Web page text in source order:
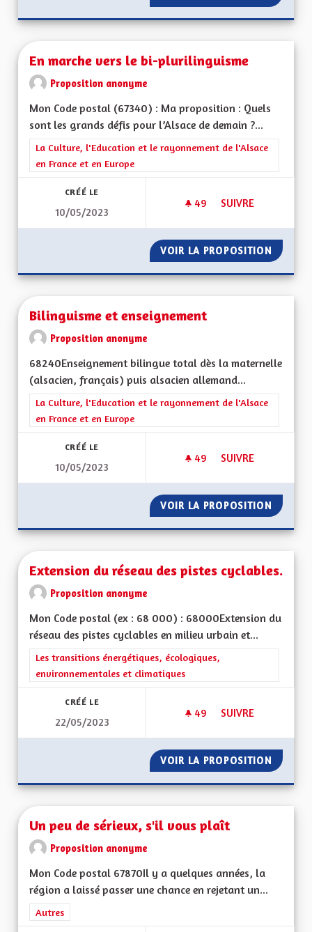
En marche vers le bi-plurilinguisme
Proposition anonyme
Mon Code postal (67340) : Ma proposition : Quels
sont les grands défis pour l’Alsace de demain ?...
Filtrer les résultats de la catégorie : La Culture, l'Education et
La Culture, l'Education et le rayonnement de l'Alsace
en France et en Europe
CRÉÉ LE
10/05/2023
49 49 ABONNÉS
SUIVRE
VOIR LA PROPOSITION EN
Bilinguisme et enseignement
Proposition anonyme
68240Enseignement bilingue total dès la maternelle
(alsacien, français) puis alsacien allemand...
Filtrer les résultats de la catégorie : La Culture, l'Education et
La Culture, l'Education et le rayonnement de l'Alsace
en France et en Europe
CRÉÉ LE
10/05/2023
49 49 ABONNÉS
SUIVRE
VOIR LA PROPOSITION
Extension du réseau des pistes cyclables.
Proposition anonyme
Mon Code postal (ex : 68 000) : 68000Extension du
réseau des pistes cyclables en milieu urbain et...
Filtrer les résultats de la catégorie : Les transitions
Les transitions énergétiques, écologiques,
environnementales et climatiques
CRÉÉ LE
22/05/2023
49 49 ABONNÉS
SUIVRE
VOIR LA PROPOSITION
Un peu de sérieux, s'il vous plaît
Proposition anonyme
Mon Code postal 67870Il y a quelques années, la
région a laissé passer une chance en rejetant un...
Filtrer les résultats de la catégorie : Autres
Autres